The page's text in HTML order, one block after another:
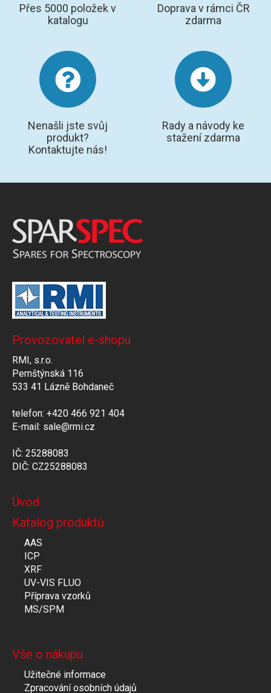
Přes 5000 položek v
katalogu
Doprava v rámci ČR
zdarma
Nenašli jste svůj
produkt?
Kontaktujte nás!
Rady a návody ke
stažení zdarma
Provozovatel e-shopu
RMI, s.r.o.
Pernštýnská 116
533 41 Lázně Bohdaneč
telefon: +420 466 921 404
E-mail: sale@rmi.cz
IČ: 25288083
DIČ: CZ25288083
Úvod
Katalog produktů
AAS
ICP
XRF
UV-VIS FLUO
Příprava vzorků
MS/SPM
Vše o nákupu
Užitečné informace
Zpracování osobních údajů